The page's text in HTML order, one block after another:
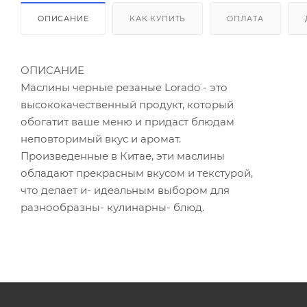
ОПИСАНИЕ КАК КУПИТЬ ОПЛАТА
ОПИСАНИЕ
Маслины черные резаные Lorado - это
высококачественный продукт, который
обогатит ваше меню и придаст блюдам
неповторимый вкус и аромат.
Произведенные в Китае, эти маслины
обладают прекрасным вкусом и текстурой,
что делает и- идеальным выбором для
разнообразны- кулинарны- блюд.